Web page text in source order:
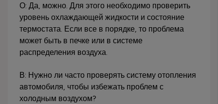
О: Да, можно. Для этого необходимо проверить
уровень охлаждающей жидкости и состояние
термостата. Если все в порядке, то проблема
может быть в печке или в системе
распределения воздуха.
В: Нужно ли часто проверять систему отопления
автомобиля, чтобы избежать проблем с
холодным воздухом?